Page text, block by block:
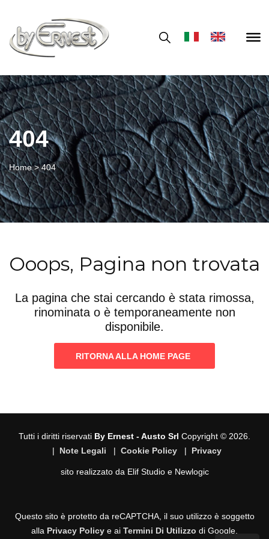
404
Home >404
Ooops, Pagina non trovata
La pagina che stai cercando è stata rimossa,
rinominata o è temporaneamente non
disponibile.
RITORNA ALLA HOME PAGE
Tutti i diritti riservati By Ernest - Austo Srl Copyright © 2026.
| Note Legali | Cookie Policy | Privacy
sito realizzato da Elif Studioe Newlogic
Questo sito è protetto da reCAPTCHA, il suo utilizzo è soggetto
alla Privacy Policy e ai Termini Di Utilizzo di Google.